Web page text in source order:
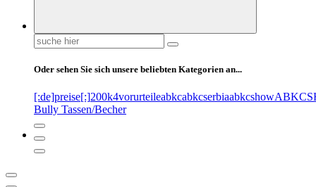
Suchen
nach:
Oder sehen Sie sich unsere beliebten Kategorien an...
[:de]preise[:]200k4vorurteileabkcabkcserbiaabkcshow
Bully Tassen/Becher